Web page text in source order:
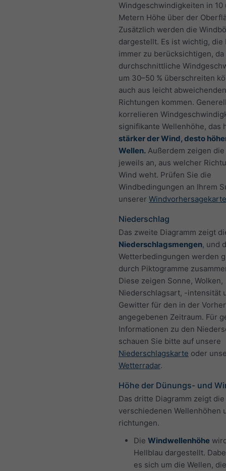
Windgeschwindigkeiten in 10
Metern Höhe über der
Zusätzlich werden die
dargestellt. Es ist wichtig, die
immer zu berücksichtigen,
durchschnittliche
um 30–50 % überschreiten
auch aus leicht abweichenden
Richtungen kommen.
korrelieren
signifikante Wellenhöhe, das
stärker der Wind, desto
Wellen. Außerdem zeigen
jeweils an, aus welcher
Wind weht. Prüfen Sie die
Windbedingungen an Ihrem
unserer Windvorhersagekarte
Niederschlag
Das zweite Diagramm zeigt
Niederschlagsmengen, und
Wetterbedingungen werden
durch Piktogramme
Diese zeigen Sonne, Wolken,
Niederschlagsart, -intensität
Gewitter für den in der
angegebenen Zeitraum. Für
Informationen zu den
schauen Sie bitte auf unsere
Niederschlagskarte oder
Wetterradar.
Höhe der Dünungs- und
Das dritte Diagramm zeigt die
verschiedenen Wellenhöhen
richtungen.
Die Windwellenhöhe
Hellblau dargestellt.
es sich um die Wellen,